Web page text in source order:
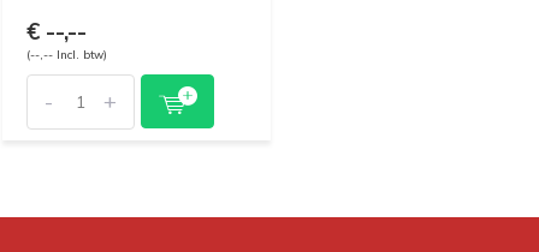
€ --,--
(--,-- Incl. btw)
- +